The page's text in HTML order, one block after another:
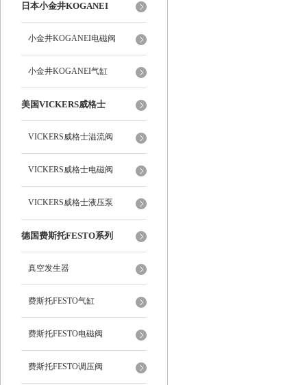
日本小金井KOGANEI
小金井KOGANEI电磁阀
小金井KOGANEI气缸
美国VICKERS威格士
VICKERS威格士溢流阀
VICKERS威格士电磁阀
VICKERS威格士液压泵
德国费斯托FESTO系列
真空发生器
费斯托FESTO气缸
费斯托FESTO电磁阀
费斯托FESTO调压阀